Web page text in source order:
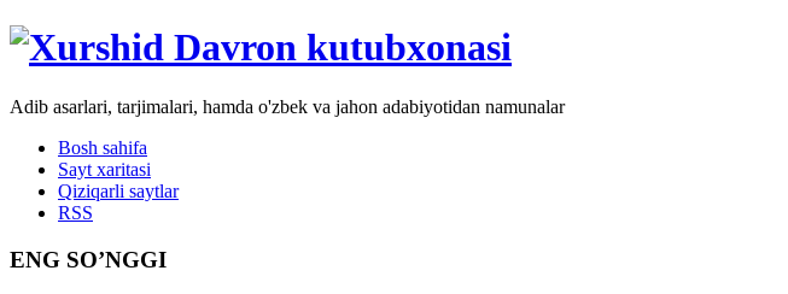
Adib asarlari, tarjimalari, hamda o'zbek va jahon adabiyotidan namunalar
Bosh sahifa
Sayt xaritasi
Qiziqarli saytlar
RSS
ENG SO’NGGI